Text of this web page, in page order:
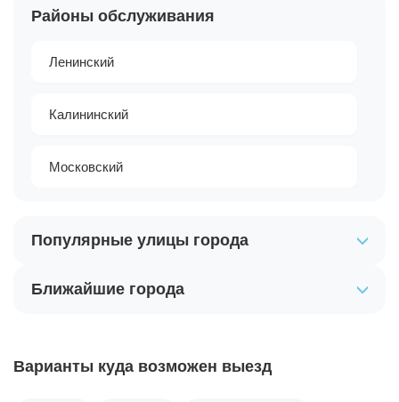
Районы обслуживания
Ленинский
Калининский
Московский
Популярные улицы города
Ближайшие города
Варианты куда возможен выезд